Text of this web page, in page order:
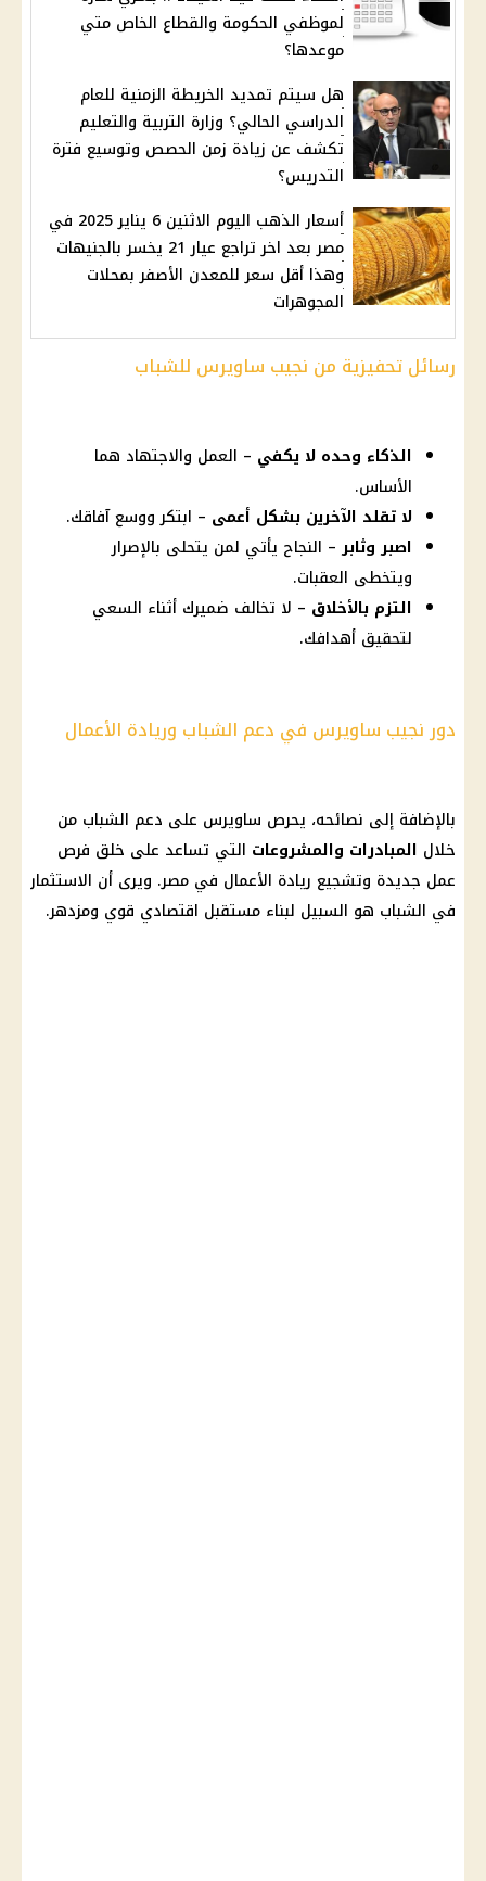
لموظفي الحكومة والقطاع الخاص متي
موعدها؟
هل سيتم تمديد الخريطة الزمنية للعام
الدراسي الحالي؟ وزارة التربية والتعليم
تكشف عن زيادة زمن الحصص وتوسيع فترة
التدريس؟
أسعار الذهب اليوم الاثنين 6 يناير 2025 في
مصر بعد اخر تراجع عيار 21 يخسر بالجنيهات
وهذا أقل سعر للمعدن الأصفر بمحلات
المجوهرات
رسائل تحفيزية من نجيب ساويرس للشباب
الذكاء وحده لا يكفي – العمل والاجتهاد هما
الأساس.
لا تقلد الآخرين بشكل أعمى – ابتكر ووسع آفاقك.
اصبر وثابر– النجاح يأتي لمن يتحلى بالإصرار
ويتخطى العقبات.
التزم بالأخلاق – لا تخالف ضميرك أثناء السعي
لتحقيق أهدافك.
دور نجيب ساويرس في دعم الشباب وريادة الأعمال
بالإضافة إلى نصائحه، يحرص ساويرس على دعم الشباب من
خلال المبادرات والمشروعات التي تساعد على خلق فرص
عمل جديدة وتشجيع ريادة الأعمال في مصر. ويرى أن الاستثمار
في الشباب هو السبيل لبناء مستقبل اقتصادي قوي ومزدهر.